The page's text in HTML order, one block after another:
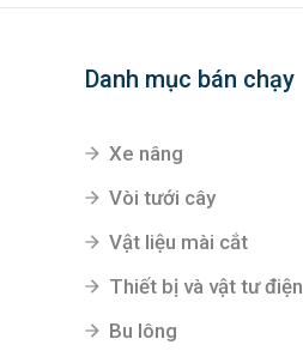
Danh mục bán chạy
Xe nâng
Vòi tưới cây
Vật liệu mài cắt
Thiết bị và vật tư điện
Bu lông